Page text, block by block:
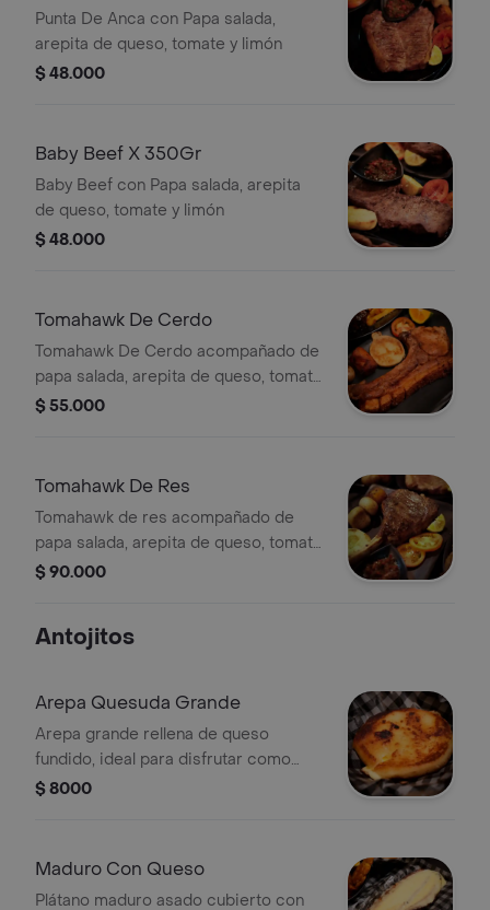
Punta De Anca con Papa salada,
arepita de queso, tomate y limón
$ 48.000
Baby Beef X 350Gr
Baby Beef con Papa salada, arepita
de queso, tomate y limón
$ 48.000
Tomahawk De Cerdo
Tomahawk De Cerdo acompañado de
papa salada, arepita de queso, tomate
y limón.
$ 55.000
Tomahawk De Res
Tomahawk de res acompañado de
papa salada, arepita de queso, tomate
y limón.
$ 90.000
Antojitos
Arepa Quesuda Grande
Arepa grande rellena de queso
fundido, ideal para disfrutar como
plato principal.
$ 8000
Maduro Con Queso
Plátano maduro asado cubierto con